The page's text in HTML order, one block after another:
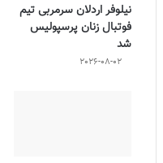
نیلوفر اردلان سرمربی تیم
فوتبال زنان پرسپولیس
شد
2026-08-02